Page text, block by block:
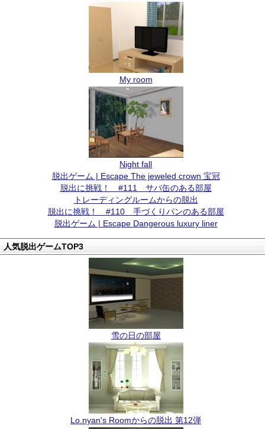
My room
Night fall
脱出ゲーム | Escape The jeweled crown 宝冠
脱出に挑戦！ #111 サバ缶のある部屋
トレーディングルームからの脱出
脱出に挑戦！ #110 手づくりパンのある部屋
脱出ゲーム | Escape Dangerous luxury liner
人気脱出ゲームTOP3
雪の日の部屋
Lo.nyan's Roomからの脱出 第12弾